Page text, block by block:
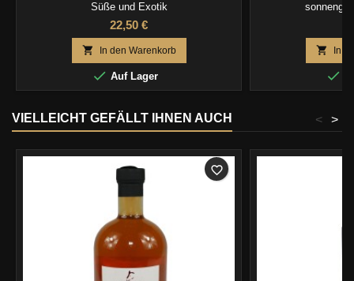
Süße und Exotik
22,50 €
 In den Warenkorb
 Auf Lager
 In

VIELLEICHT GEFÄLLT IHNEN AUCH >
<
favorite_border